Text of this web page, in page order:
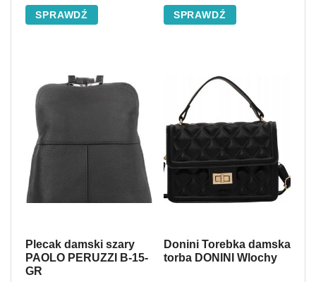
SPRAWDŹ SPRAWDŹ
Plecak damski szary
PAOLO PERUZZI B-15-
GR
Donini Torebka damska
torba DONINI Wlochy